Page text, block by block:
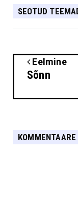
SEOTUD
Eelmine
Sõnn
KOMMENTAARE